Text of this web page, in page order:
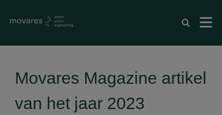
Movares Magazine artikel
van het jaar 2023